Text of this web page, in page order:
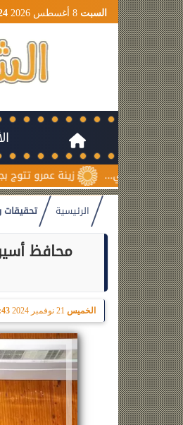
السبت
زينة عمرو تتوج بجائزة الأفضل
الرئيسية تحقيقات
محافظ
الخميس